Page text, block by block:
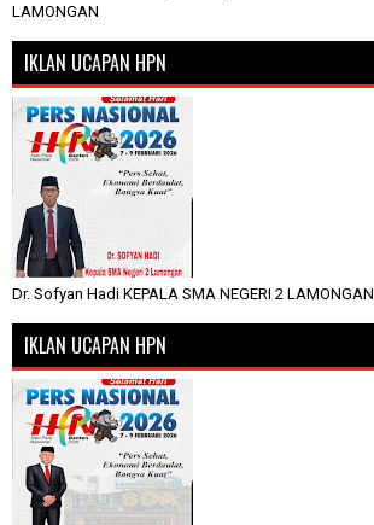
LAMONGAN
IKLAN UCAPAN HPN
Dr. Sofyan Hadi KEPALA SMA NEGERI 2 LAMONGAN
IKLAN UCAPAN HPN